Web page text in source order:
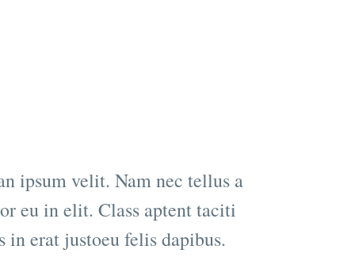
ipsum velit. Nam nec tellus a
eu in elit. Class aptent taciti
in erat justoeu felis dapibus.